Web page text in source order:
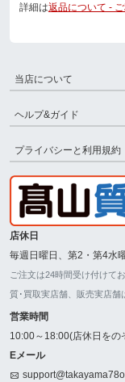
詳細は返品について -
当店について
ヘルプ&ガイド
プライバシーと利用規約
店休日
毎週日曜日、第2・第4水
ご注文は24時間受け付けてお
質･買取実店舗、販売実店舗
営業時間
10:00～18:00(店休日をの
Eメール